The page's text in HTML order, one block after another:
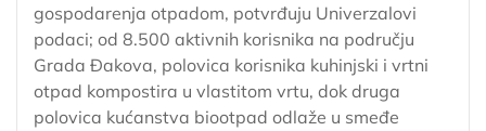
gospodarenja otpadom, potvrđuju Univerzalovi
podaci; od 8.500 aktivnih korisnika na području
Grada Đakova, polovica korisnika kuhinjski i vrtni
otpad kompostira u vlastitom vrtu, dok druga
polovica kućanstva biootpad odlaže u smeđe